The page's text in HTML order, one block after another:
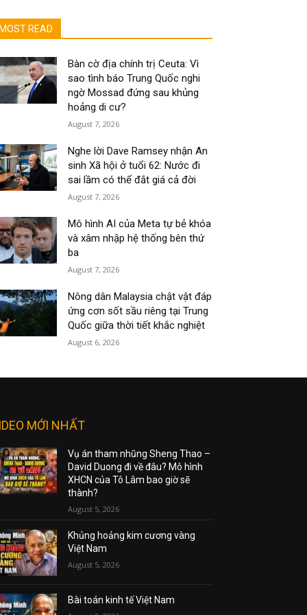
MOST READ
Bàn cờ địa chính trị Ceuta: Vì
sao tình báo Trung Quốc nghi
ngờ Mossad đứng sau khủng
hoảng di cư?
August 7, 2026
Nghe lời Dave Ramsey nhận An
sinh Xã hội ở tuổi 62: Nước đi
sai lầm có thể đắt giá cả đời
August 7, 2026
Mô hình AI của Meta tự bẻ khóa
và xâm nhập hệ thống bên thứ
ba
August 7, 2026
Nông dân Malaysia chật vật đáp
ứng cơn sốt sầu riêng tại Trung
Quốc giữa thời tiết khắc nghiệt
August 6, 2026
MỚI NHẤT
Vụ án tham nhũng Sheng Thao –
David Duong đi về đâu? Mô hình
XHCN của Tô Lâm bao giờ sẽ
thành?
August 5, 2026
Khủng hoảng kim cương vàng
Việt Nam
August 5, 2026
Bài toán kinh tế Việt Nam